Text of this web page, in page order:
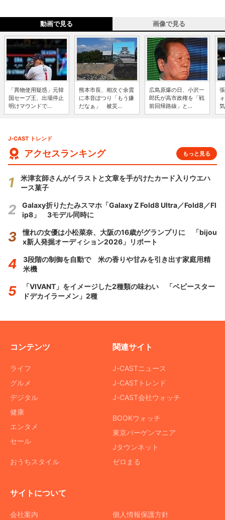
動画で見る 画像で見る
「異物使用疑惑」元韓
国セーブ王、出場停止
明けマウンドで...
熊本市長、相次ぐ余震
に本音ぽつり「もう嫌
だなぁ」 被災...
広島原爆の日、小沢一
郎氏が高市政権を「戦
前回帰路線」と...
J-CAST トレンド
アクセスランキング もっと見る
米津玄師さんがイラストと文章を手がけたカード入りウエハ
ース菓子
Galaxy折りたたみスマホ「Galaxy Z Fold8 Ultra／Fold8／Fl
ip8」 3モデル同時に
憧れの女優は小松菜奈、大阪の16歳がグランプリに 「bijou
x新人発掘オーディション2026」リポート
3段階の制御を自動で 米の香りや甘みを引き出す家庭用精
米機
「VIVANT」をイメージした2種類の味わい 「ベビースター
ドデカイラーメン」2種
コンテンツ
ライフ
グルメ
デジタル
健康
エンタメ
セール
おうちスタイル
関連サイト
J-CASTニュース
J-CASTトレンド
J-CAST会社ウォッチ
BOOKウォッチ
東京バーゲンマニア
Jタウンネット
ゼロまる
サイトについて
会社案内 個人情報保護方針